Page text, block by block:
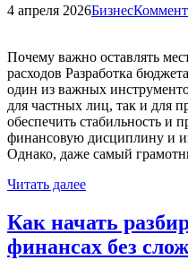
4 апреля 2026Бизнес
Почему важно оставлять
расходов Разработка
один из важных
для частных лиц, так и для
обеспечить стабильность и
финансовую дисциплину и
Однако, даже самый
Читать далее
Как начать
финансах без